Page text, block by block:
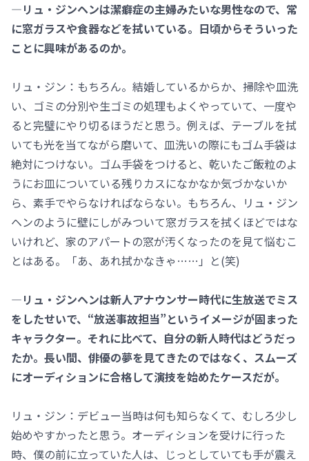
―リュ・ジンヘンは潔癖症の主婦みたいな男性なので、常
に窓ガラスや食器などを拭いている。日頃からそういった
ことに興味があるのか。
リュ・ジン：もちろん。結婚しているからか、掃除や皿洗
い、ゴミの分別や生ゴミの処理もよくやっていて、一度や
ると完璧にやり切るほうだと思う。例えば、テーブルを拭
いても光を当てながら磨いて、皿洗いの際にもゴム手袋は
絶対につけない。ゴム手袋をつけると、乾いたご飯粒のよ
うにお皿についている残りカスになかなか気づかないか
ら、素手でやらなければならない。もちろん、リュ・ジン
ヘンのように壁にしがみついて窓ガラスを拭くほどではな
いけれど、家のアパートの窓が汚くなったのを見て悩むこ
とはある。「あ、あれ拭かなきゃ……」と(笑)
―リュ・ジンヘンは新人アナウンサー時代に生放送でミス
をしたせいで、“放送事故担当”というイメージが固まった
キャラクター。それに比べて、自分の新人時代はどうだっ
たか。長い間、俳優の夢を見てきたのではなく、スムーズ
にオーディションに合格して演技を始めたケースだが。
リュ・ジン：デビュー当時は何も知らなくて、むしろ少し
始めやすかったと思う。オーディションを受けに行った
時、僕の前に立っていた人は、じっとしていても手が震え